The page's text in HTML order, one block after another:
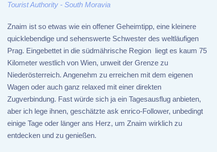
Tourist Authority - South Moravia
Znaim ist so etwas wie ein offener Geheimtipp, eine kleinere
quicklebendige und sehenswerte Schwester des weltläufigen
Prag. Eingebettet in die südmährische Region liegt es kaum 75
Kilometer westlich von Wien, unweit der Grenze zu
Niederösterreich. Angenehm zu erreichen mit dem eigenen
Wagen oder auch ganz relaxed mit einer direkten
Zugverbindung. Fast würde sich ja ein Tagesausflug anbieten,
aber ich lege ihnen, geschätzte ask enrico-Follower, unbedingt
einige Tage oder länger ans Herz, um Znaim wirklich zu
entdecken und zu genießen.